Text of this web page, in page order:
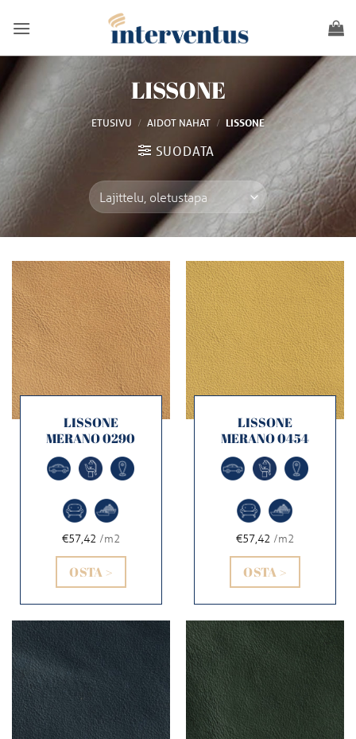
LISSONE
ETUSIVU / AIDOT NAHAT / LISSONE
SUODATA
LISSONE
MERANO 0290
€57,42/m2
OSTA >
LISSONE
MERANO 0454
€57,42/m2
OSTA >